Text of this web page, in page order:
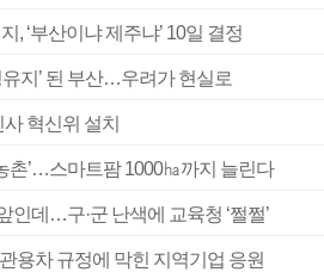
, ‘부산이냐 제주냐’ 10일 결정
지’ 된 부산…우려가 현실로
혁신위 설치
촌’…스마트팜 1000㏊까지 늘린다
인데…구·군 난색에 교육청 ‘쩔쩔’
용차 규정에 막힌 지역기업 응원